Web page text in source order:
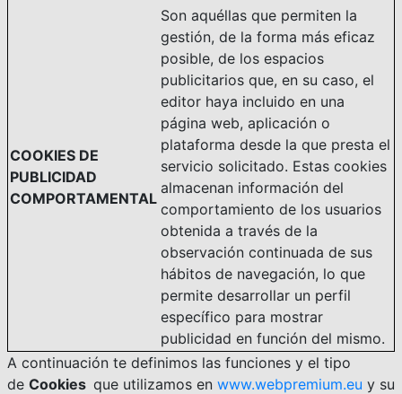
COOKIES DE
PUBLICIDAD
COMPORTAMENTAL
Son aquéllas que permiten la
gestión, de la forma más eficaz
posible, de los espacios
publicitarios que, en su caso, el
editor haya incluido en una
página web, aplicación o
plataforma desde la que presta el
servicio solicitado. Estas cookies
almacenan información del
comportamiento de los usuarios
obtenida a través de la
observación continuada de sus
hábitos de navegación, lo que
permite desarrollar un perfil
específico para mostrar
publicidad en función del mismo.
A continuación te definimos las funciones y el tipo
de Cookies que utilizamos en www.webpremium.eu y su